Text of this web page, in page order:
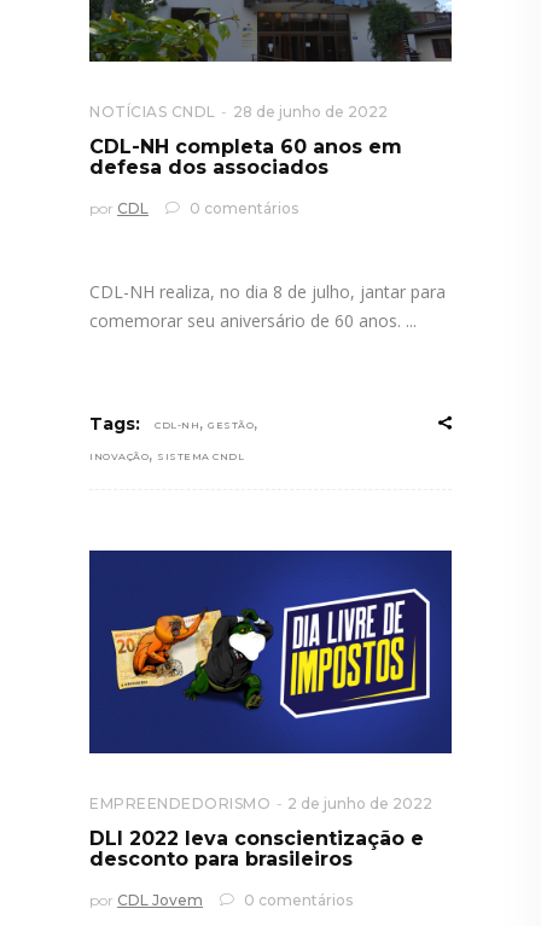
NOTÍCIAS CNDL 28 de junho de 2022
CDL-NH completa 60 anos em
defesa dos associados
por CDL 0 comentários
CDL-NH realiza, no dia 8 de julho, jantar para
comemorar seu aniversário de 60 anos.
Tags: CDL-NH , GESTÃO,
INOVAÇÃO, SISTEMA CNDL
EMPREENDEDORISMO 2 de junho de 2022
DLI 2022 leva conscientização e
desconto para brasileiros
por CDL Jovem 0 comentários